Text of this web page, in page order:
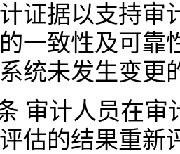
证据以支持审
一致性及可靠
统未发生变更
审计人员在
估的结果重新